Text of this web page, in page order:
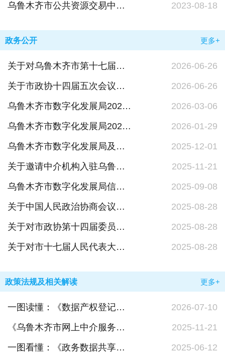
乌鲁木齐市公共资源交易中心（乌鲁木齐市政府采购中心）机构概况
2023-08-18
政务公开 更多+
关于对乌鲁木齐市第十七届人民代表大会第六次会议第2160号建议的答复
2026-06-26
关于市政协十四届五次会议第051号提案的答复
2026-06-26
乌鲁木齐市数字化发展局2025年法治政府建设工作报告
2026-03-06
乌鲁木齐市数字化发展局2025年政府信息公开工作年度报告
2026-01-29
乌鲁木齐市数字化发展局及下属单位综合性涉企收费目录清单
2025-12-01
关于邀请中介机构入驻乌鲁木齐市网上中介服务超市的公告
2025-11-21
乌鲁木齐市数字化发展局信息公开指南
2025-09-08
关于中国人民政治协商会议乌鲁木齐市第十四届委员会第四次会议第090号领导领衔重点提案的答复
2025-08-28
关于对市政协第十四届委员会第四次会议第027号提案的答复
2025-08-28
关于对市十七届人民代表大会五次会议第2155号建议的答复
2025-08-28
政策法规及相关解读 更多+
一图读懂：《数据产权登记工作指引（试行）》
2026-07-10
《乌鲁木齐市网上中介服务超市管理办法（试行）》政策解读
2025-11-21
一图看懂：《政务数据共享条例》
2025-06-12